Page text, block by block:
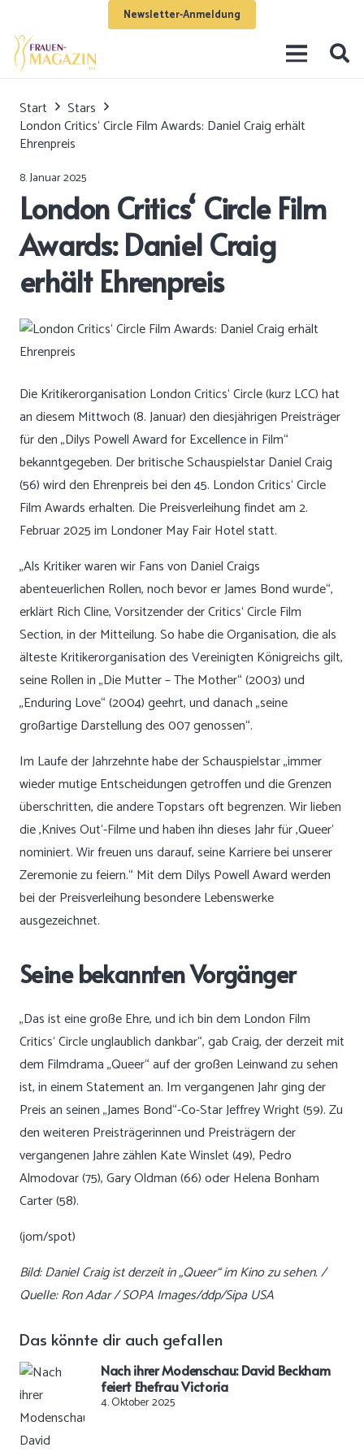
Newsletter-Anmeldung
Start
Stars
London Critics‘ Circle Film Awards: Daniel Craig erhält
Ehrenpreis
8. Januar 2025
London Critics‘ Circle Film
Awards: Daniel Craig
erhält Ehrenpreis
Die Kritikerorganisation London Critics‘ Circle (kurz LCC) hat
an diesem Mittwoch (8. Januar) den diesjährigen Preisträger
für den „Dilys Powell Award for Excellence in Film“
bekanntgegeben. Der britische Schauspielstar Daniel Craig
(56) wird den Ehrenpreis bei den 45. London Critics‘ Circle
Film Awards erhalten. Die Preisverleihung findet am 2.
Februar 2025 im Londoner May Fair Hotel statt.
„Als Kritiker waren wir Fans von Daniel Craigs
abenteuerlichen Rollen, noch bevor er James Bond wurde“,
erklärt Rich Cline, Vorsitzender der Critics‘ Circle Film
Section, in der Mitteilung. So habe die Organisation, die als
älteste Kritikerorganisation des Vereinigten Königreichs gilt,
seine Rollen in „Die Mutter – The Mother“ (2003) und
„Enduring Love“ (2004) geehrt, und danach „seine
großartige Darstellung des 007 genossen“.
Im Laufe der Jahrzehnte habe der Schauspielstar „immer
wieder mutige Entscheidungen getroffen und die Grenzen
überschritten, die andere Topstars oft begrenzen. Wir lieben
die ‚Knives Out‘-Filme und haben ihn dieses Jahr für ‚Queer‘
nominiert. Wir freuen uns darauf, seine Karriere bei unserer
Zeremonie zu feiern.“ Mit dem Dilys Powell Award werden
bei der Preisverleihung besondere Lebenswerke
ausgezeichnet.
Seine bekannten Vorgänger
„Das ist eine große Ehre, und ich bin dem London Film
Critics‘ Circle unglaublich dankbar“, gab Craig, der derzeit mit
dem Filmdrama „Queer“ auf der großen Leinwand zu sehen
ist, in einem Statement an. Im vergangenen Jahr ging der
Preis an seinen „James Bond“-Co-Star Jeffrey Wright (59). Zu
den weiteren Preisträgerinnen und Preisträgern der
vergangenen Jahre zählen Kate Winslet (49), Pedro
Almodovar (75), Gary Oldman (66) oder Helena Bonham
Carter (58).
(jom/spot)
Bild: Daniel Craig ist derzeit in „Queer“ im Kino zu sehen. /
Quelle: Ron Adar / SOPA Images/ddp/Sipa USA
Das könnte dir auch gefallen
Nach ihrer Modenschau: David Beckham
feiert Ehefrau Victoria
4. Oktober 2025